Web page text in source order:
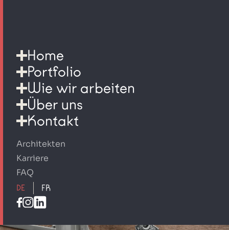
Home
Portfolio
Wie wir arbeiten
Über uns
Kontakt
Architekten
Karriere
FAQ
DE FR